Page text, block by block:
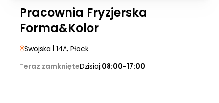
Pracownia Fryzjerska
Forma&Kolor
Swojska | 14A, Płock
Teraz zamknięteDzisiaj:08:00-17:00